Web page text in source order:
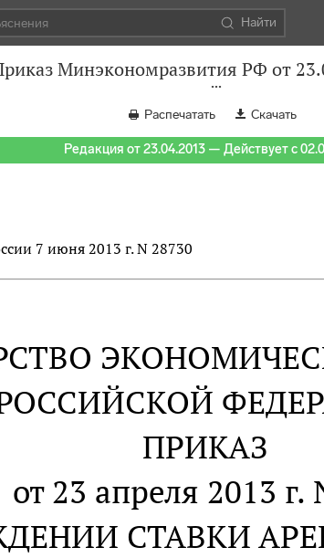
Найти
Минэкономразвития РФ от
Распечатать Скачать
Редакция от 23.04.2013 — Действует с
7 июня 2013 г. N 28730
ПРИКАЗ
от 23 апреля 2013 г.
СТАВКИ